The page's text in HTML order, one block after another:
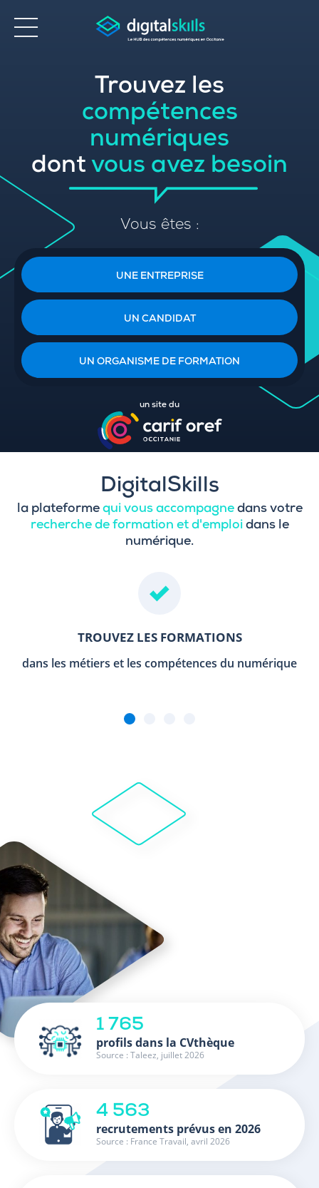
Trouvez les
compétences
numériques
dont vous avez besoin
Vous êtes :
UNE ENTREPRISE
UN CANDIDAT
UN ORGANISME DE FORMATION
un site du
DigitalSkills
la plateforme qui vous accompagnedans votre
recherche de formation et d'emploi dans le
numérique.
TROUVEZ LES FORMATIONS
dans les métiers et les compétences du numérique
1 765
profils dans la CVthèque
Source : Taleez, juillet 2026
4 563
recrutements prévus en 2026
Source : France Travail, avril 2026